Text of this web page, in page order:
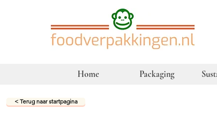
Home Packaging
< Terug naar startpagina